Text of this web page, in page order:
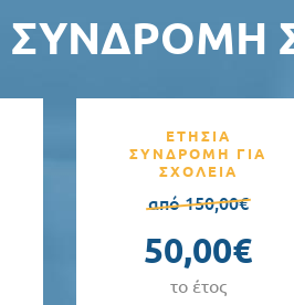
ΣΥΝΔΡΟΜΉ
ΕΤΗΣΙΑ
ΣΥΝΔΡΟΜΗ ΓΙΑ
ΣΧΟΛΕΙΑ
από 150,00€
50,00€
το έτος